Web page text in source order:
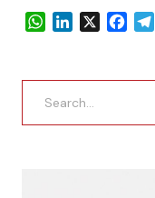
WhatsApp
LinkedIn
X